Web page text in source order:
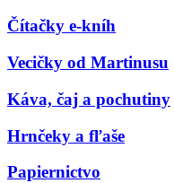
Čítačky e-kníh
Vecičky od Martinusu
Káva, čaj a pochutiny
Hrnčeky a fľaše
Papiernictvo